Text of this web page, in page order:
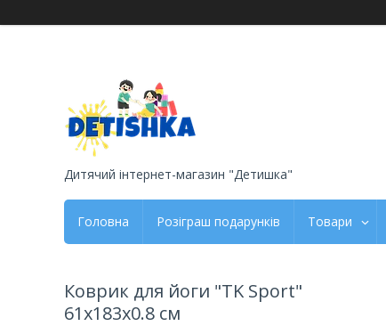
Дитячий інтернет-магазин "Детишка"
Головна Розіграш подарунків Товари
Коврик для йоги "TK Sport"
61х183х0.8 см